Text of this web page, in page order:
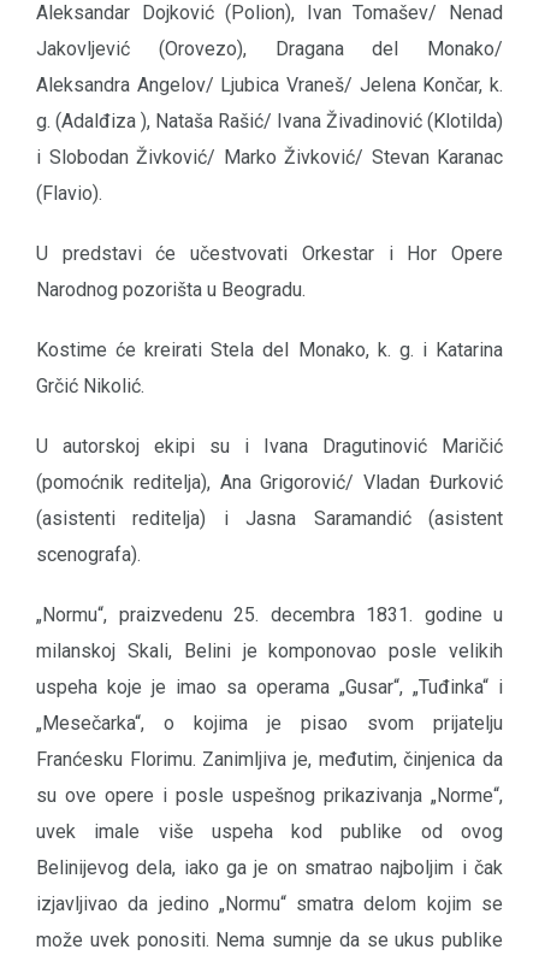
Aleksandar Dojković (Polion), Ivan Tomašev/ Nenad
Jakovljević (Orovezo), Dragana del Monako/
Aleksandra Angelov/ Ljubica Vraneš/ Jelena Končar, k.
g. (Adalđiza ), Nataša Rašić/ Ivana Živadinović (Klotilda)
i Slobodan Živković/ Marko Živković/ Stevan Karanac
(Flavio).
U predstavi će učestvovati Orkestar i Hor Opere
Narodnog pozorišta u Beogradu.
Kostime će kreirati Stela del Monako, k. g. i Katarina
Grčić Nikolić.
U autorskoj ekipi su i Ivana Dragutinović Maričić
(pomoćnik reditelja), Ana Grigorović/ Vladan Đurković
(asistenti reditelja) i Jasna Saramandić (asistent
scenografa).
„Normu“, praizvedenu 25. decembra 1831. godine u
milanskoj Skali, Belini je komponovao posle velikih
uspeha koje je imao sa operama „Gusar“, „Tuđinka“ i
„Mesečarka“, o kojima je pisao svom prijatelju
Franćesku Florimu. Zanimljiva je, međutim, činjenica da
su ove opere i posle uspešnog prikazivanja „Norme“,
uvek imale više uspeha kod publike od ovog
Belinijevog dela, iako ga je on smatrao najboljim i čak
izjavljivao da jedino „Normu“ smatra delom kojim se
može uvek ponositi. Nema sumnje da se ukus publike